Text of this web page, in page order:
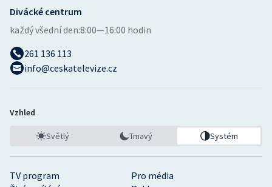
TV program
Pro média
Divácké centrum
každý všední den:8:00—16:00 hodin
261 136 113
info@ceskatelevize.cz
Vzhled
Světlý Tmavý Systém